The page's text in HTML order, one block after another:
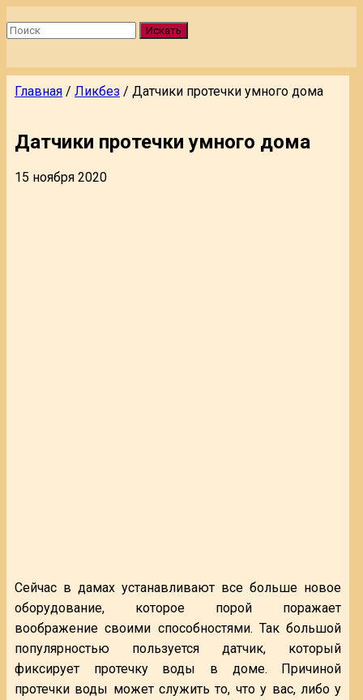
Искать
Главная / Ликбез / Датчики протечки умного дома
Датчики протечки умного дома
15 ноября 2020
Сейчас в дамах устанавливают все больше новое
оборудование, которое порой поражает
воображение своими способностями. Так большой
популярностью пользуется датчик, который
фиксирует протечку воды в доме. Причиной
протечки воды может служить то, что у вас, либо у